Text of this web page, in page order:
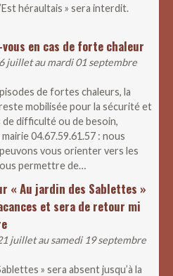
héraultais » sera interdit.
en cas de forte chaleur
juillet au mardi 01 septembre
de fortes chaleurs, la
mobilisée pour la sécurité et
difficulté ou de besoin,
04.67.59.61.57 : nous
vous orienter vers les
permettre de…
« Au jardin des Sablettes »
et sera de retour mi
juillet au samedi 19 septembre
» sera absent jusqu’à la